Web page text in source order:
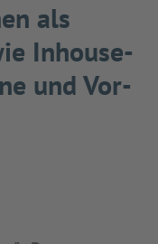
als
Inhouse-
und Vor-